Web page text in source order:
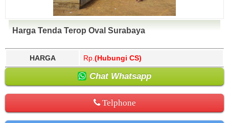
Harga Tenda Terop Oval Surabaya
HARGA Rp. (Hubungi CS)
Chat Whatsapp
Telphone